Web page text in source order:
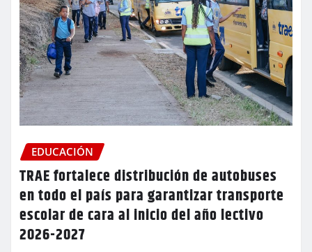
EDUCACIÓN
TRAE fortalece distribución de autobuses
en todo el país para garantizar transporte
escolar de cara al inicio del año lectivo
2026-2027